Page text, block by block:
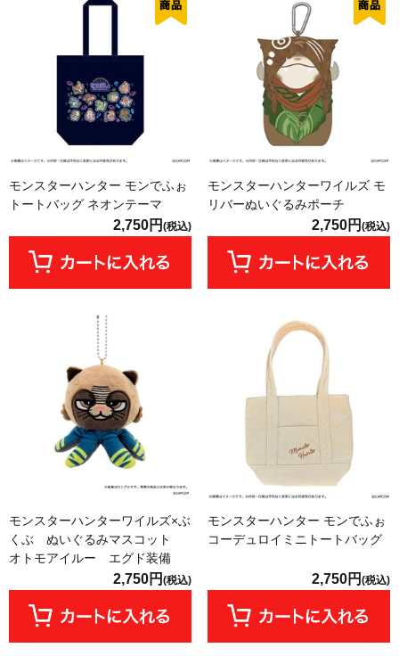
モンスターハンター モンでふぉ
トートバッグ ネオンテーマ
2,750円 (税込)
モンスターハンターワイルズ モ
リバーぬいぐるみポーチ
2,750円 (税込)
モンスターハンターワイルズ×ぶ
くぶ ぬいぐるみマスコット
オトモアイルー エグド装備
2,750円 (税込)
モンスターハンター モンでふぉ
コーデュロイミニトートバッグ
2,750円 (税込)